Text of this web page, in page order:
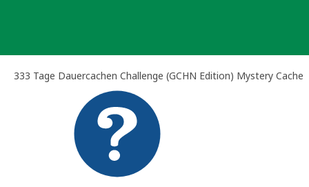
333 Tage Dauercachen Challenge (GCHN Edition) Mystery Cache